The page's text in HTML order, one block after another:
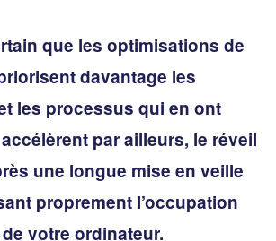
que les optimisations de
davantage les
les processus qui en ont
par ailleurs, le réveil
une longue mise en veille
proprement l’occupation
votre ordinateur.